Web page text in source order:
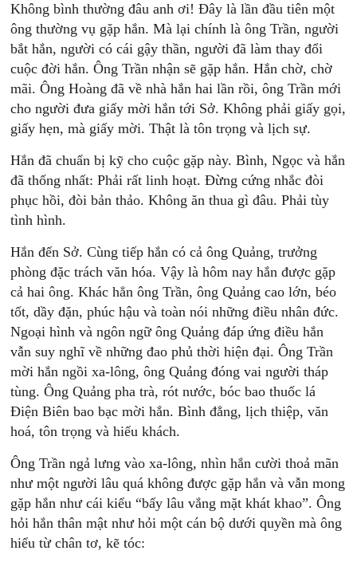
Không bình thường đâu anh ơi! Đây là lần đầu tiên một
ông thường vụ gặp hắn. Mà lại chính là ông Trần, người
bắt hắn, người có cái gậy thần, người đã làm thay đổi
cuộc đời hắn. Ông Trần nhận sẽ gặp hắn. Hắn chờ, chờ
mãi. Ông Hoàng đã về nhà hắn hai lần rồi, ông Trần mới
cho người đưa giấy mời hắn tới Sở. Không phải giấy gọi,
giấy hẹn, mà giấy mời. Thật là tôn trọng và lịch sự.
Hắn đã chuẩn bị kỹ cho cuộc gặp này. Bình, Ngọc và hắn
đã thống nhất: Phải rất linh hoạt. Đừng cứng nhắc đòi
phục hồi, đòi bản thảo. Không ăn thua gì đâu. Phải tùy
tình hình.
Hắn đến Sở. Cùng tiếp hắn có cả ông Quảng, trưởng
phòng đặc trách văn hóa. Vậy là hôm nay hắn được gặp
cả hai ông. Khác hẳn ông Trần, ông Quảng cao lớn, béo
tốt, dầy đặn, phúc hậu và toàn nói những điều nhân đức.
Ngoại hình và ngôn ngữ ông Quảng đáp ứng điều hắn
vẫn suy nghĩ về những đao phủ thời hiện đại. Ông Trần
mời hắn ngồi xa-lông, ông Quảng đóng vai người tháp
tùng. Ông Quảng pha trà, rót nước, bóc bao thuốc lá
Điện Biên bao bạc mời hắn. Bình đẳng, lịch thiệp, văn
hoá, tôn trọng và hiếu khách.
Ông Trần ngả lưng vào xa-lông, nhìn hắn cười thoả mãn
như một người lâu quá không được gặp hắn và vẫn mong
gặp hắn như cái kiểu “bấy lâu vắng mặt khát khao”. Ông
hỏi hắn thân mật như hỏi một cán bộ dưới quyền mà ông
hiểu từ chân tơ, kẽ tóc: